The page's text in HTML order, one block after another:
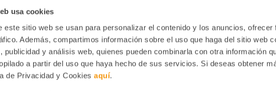
usa cookies
este sitio web se usan para personalizar el contenido y los anuncios,
Además, compartimos información sobre el uso que haga del sitio web
publicidad y análisis web, quienes pueden combinarla con otra información
a partir del uso que haya hecho de sus servicios. Si deseas obtener
de Privacidad y Cookies aquí.
Descongelar a temperaturas de refrigeración (0-4ºC y servir.
Información Nutricional 100g Valor energético (kcal) 1284 Kj /
saturadas (g) 15,3 g Hidratos de carbono (g) 21 g De los cuales
g Fibra (g) 1 g